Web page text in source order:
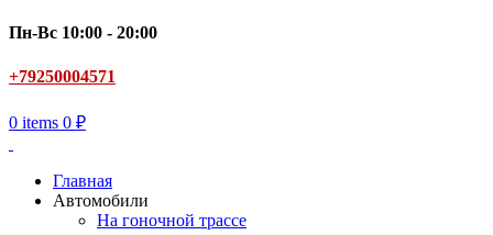
Пн-Вс 10:00 - 20:00
+79250004571
0 items 0 ₽
Главная
Автомобили
На гоночной трассе